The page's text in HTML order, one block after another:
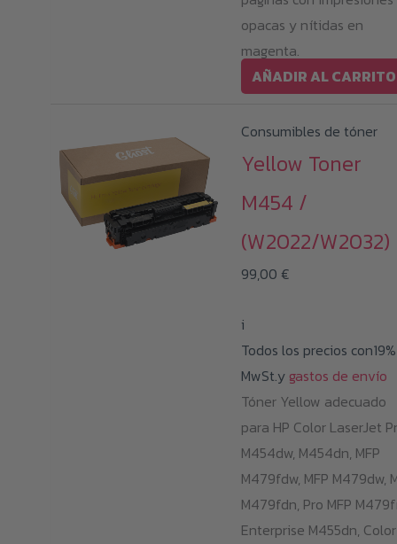
opacas y nítidas en
magenta.
AÑADIR AL CARRITO
Consumibles de tóner
Yellow Toner
M454 /
(W2022/W2032)
99,00 €
i
Todos los precios con19%
MwSt.y gastos de envío
Tóner Yellow adecuado
para HP Color LaserJet
M454dw, M454dn, MFP
M479fdw, MFP M479dw,
M479fdn, Pro MFP
Enterprise M455dn, Color